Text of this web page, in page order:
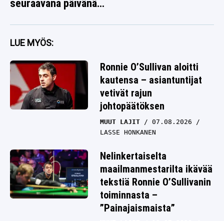
seuraavana päivänä
LUE MYÖS:
Ronnie O’Sullivan aloitti
kautensa – asiantuntijat
vetivät rajun
johtopäätöksen
MUUT LAJIT
07.08.2026
LASSE HONKANEN
Nelinkertaiselta
maailmanmestarilta ikävää
tekstiä Ronnie O’Sullivanin
toiminnasta –
”Painajaismaista”